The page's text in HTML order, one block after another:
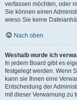
verfassen möchten, oder
Sie können einen
wieso Sie keine
Nach oben
Weshalb wurde ich
In jedem Board gibt es
festgelegt werden. Wenn
kann sie Ihnen eine
Entscheidung der
mit dieser Verwarnung zu